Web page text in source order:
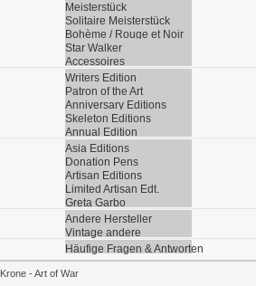
Meisterstück
Solitaire Meisterstück
Bohème / Rouge et Noir
Star Walker
Accessoires
Writers Edition
Patron of the Art
Anniversary Editions
Skeleton Editions
Annual Edition
Asia Editions
Donation Pens
Artisan Editions
Limited Artisan Edt.
Greta Garbo
Andere Hersteller
Vintage andere
Häufige Fragen & Antworten
Krone - Art of War